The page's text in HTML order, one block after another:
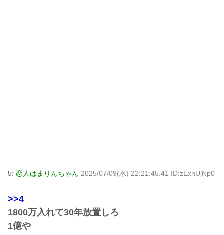
5: 恋人はまりんちゃん 2025/07/09(水) 22:21:45.41 ID:zExnUjNp0
>>4
1800万入れて30年放置しろ
1億や